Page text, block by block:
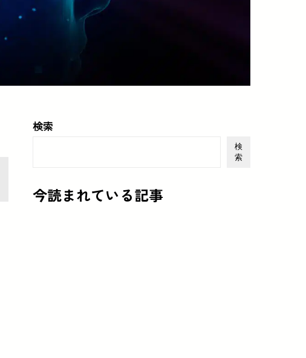
検索
検
索
今読まれている記事